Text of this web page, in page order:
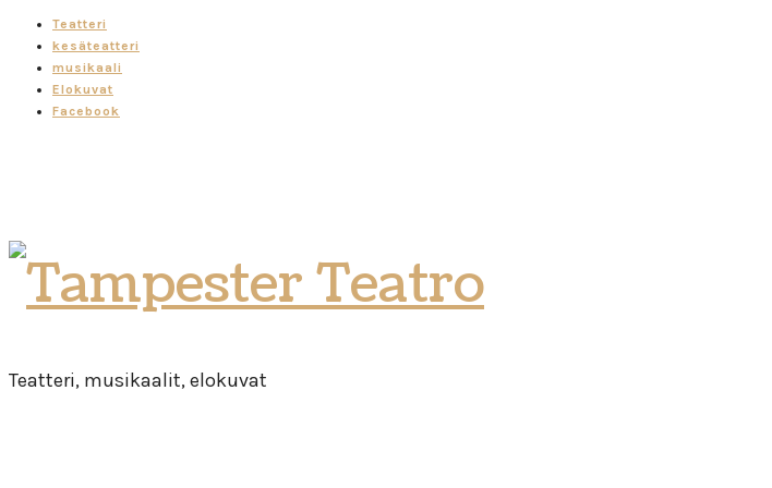
Teatteri
kesäteatteri
musikaali
Elokuvat
Facebook
Tampester
Teatro
Teatteri, musikaalit, elokuvat